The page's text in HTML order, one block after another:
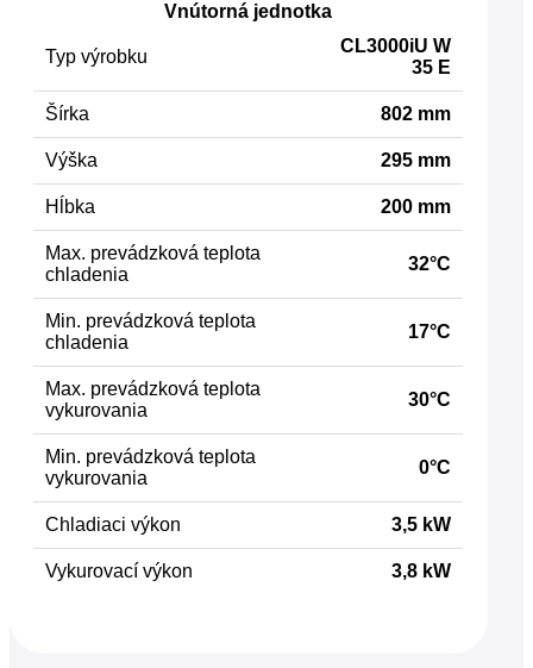
Vnútorná jednotka
Typ výrobku
CL3000iU W
35 E
Šírka 802 mm
Výška 295 mm
Hĺbka 200 mm
Max. prevádzková teplota
chladenia
32°C
Min. prevádzková teplota
chladenia
17°C
Max. prevádzková teplota
vykurovania
30°C
Min. prevádzková teplota
vykurovania
0°C
Chladiaci výkon 3,5 kW
Vykurovací výkon 3,8 kW